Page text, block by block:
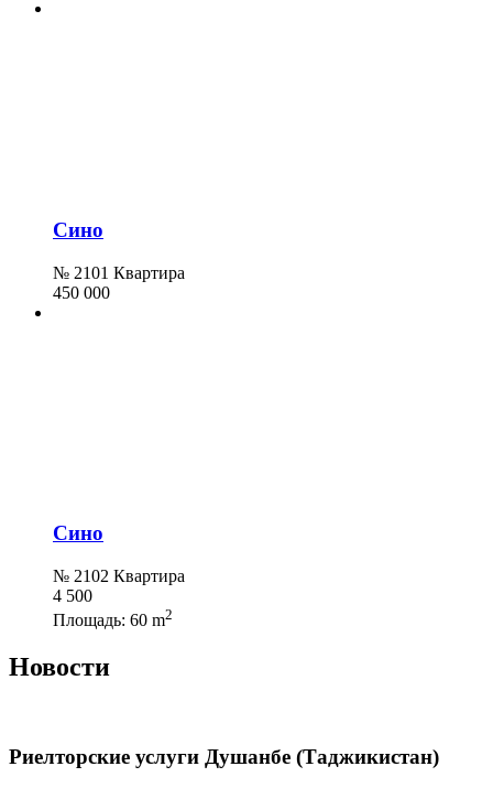
Сино
№ 2101 Квартира
450 000
Сино
№ 2102 Квартира
4 500
Площадь: 60 m2
Новости
Риелторские услуги Душанбе (Таджикистан)